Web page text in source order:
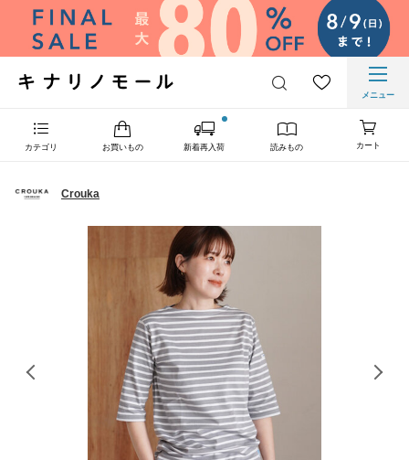
メニュー
カテゴリ お買いもの 新着再入荷 読みもの カート
Crouka